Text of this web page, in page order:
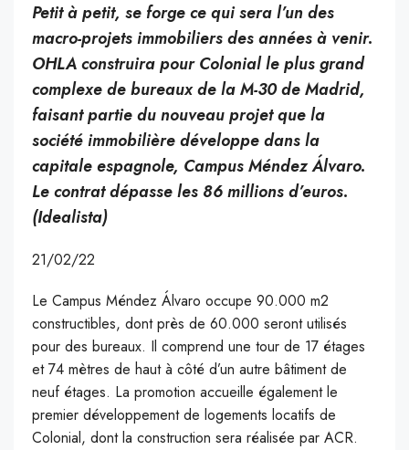
Petit à petit, se forge ce qui sera l’un des
macro-projets immobiliers des années à venir.
OHLA construira pour Colonial le plus grand
complexe de bureaux de la M-30 de Madrid,
faisant partie du nouveau projet que la
société immobilière développe dans la
capitale espagnole, Campus Méndez Álvaro.
Le contrat dépasse les 86 millions d’euros.
(Idealista)
21/02/22
Le Campus Méndez Álvaro occupe 90.000 m2
constructibles, dont près de 60.000 seront utilisés
pour des bureaux. Il comprend une tour de 17 étages
et 74 mètres de haut à côté d’un autre bâtiment de
neuf étages. La promotion accueille également le
premier développement de logements locatifs de
Colonial, dont la construction sera réalisée par ACR.